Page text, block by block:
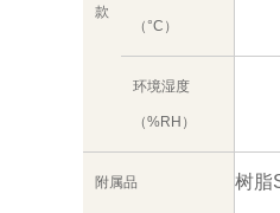
款
（°C）
环境湿度
（%RH）
附属品 树脂